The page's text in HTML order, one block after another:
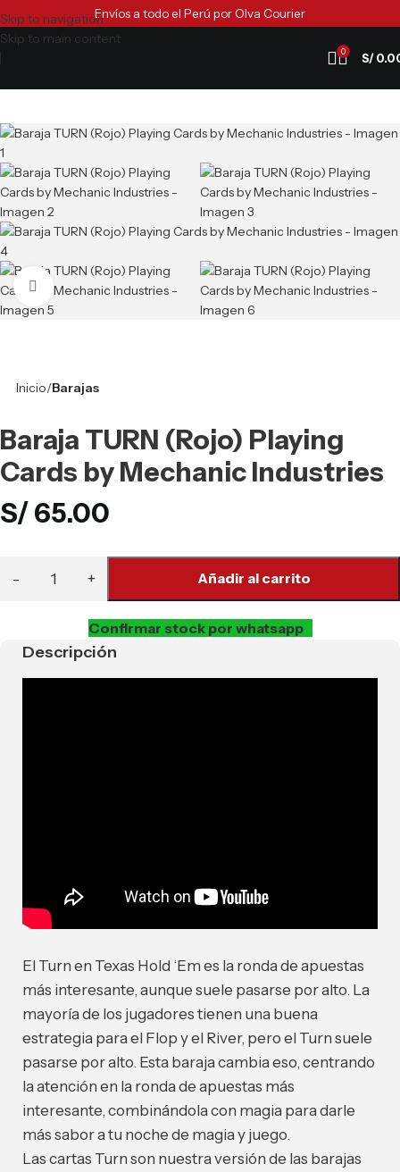
Skip to navigation
Skip to main content
Envíos a todo el Perú por Olva Courier
0 S/
Clic para ampliar
Inicio Barajas
Baraja TURN (Rojo) Playing
Cards by Mechanic Industries
S/65.00
Añadir al carrito
Confirmar stock por whatsapp
Descripción
El Turn en Texas Hold ‘Em es la ronda de apuestas
más interesante, aunque suele pasarse por alto. La
mayoría de los jugadores tienen una buena
estrategia para el Flop y el River, pero el Turn suele
pasarse por alto. Esta baraja cambia eso, centrando
la atención en la ronda de apuestas más
interesante, combinándola con magia para darle
más sabor a tu noche de magia y juego.
Las cartas Turn son nuestra versión de las barajas